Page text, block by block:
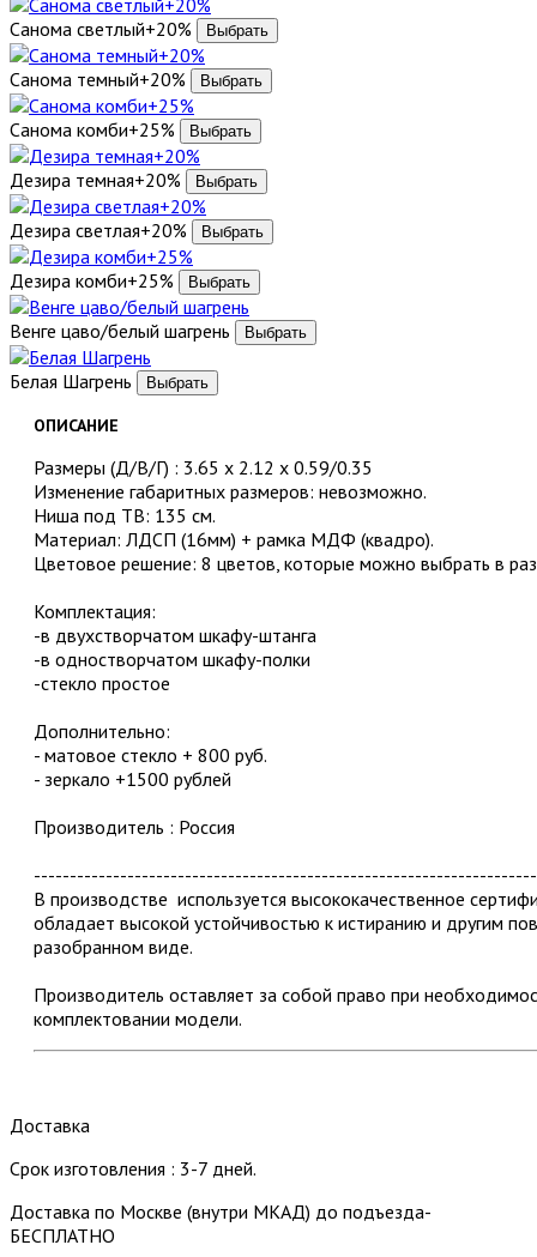
Санома светлый+20%
Санома темный+20%
Санома комби+25%
Дезира темная+20%
Дезира светлая+20%
Дезира комби+25%
Венге цаво/белый шагрень
Белая Шагрень
ОПИСАНИЕ
Размеры (Д/В/Г) : 3.65 x 2.12 x 0.59/0.35
Изменение габаритных размеров: невозможно.
Ниша под ТВ: 135 см.
Материал: ЛДСП (16мм) + рамка МДФ (квадро).
Цветовое решение: 8 цветов, которые можно выбрать в
Комплектация:
-в двухстворчатом шкафу-штанга
-в одностворчатом шкафу-полки
-стекло простое
Дополнительно:
- матовое стекло + 800 руб.
- зеркало +1500 рублей
Производитель : Россия
----------------------------------------------------------------------
В производстве используется высококачественное
обладает высокой устойчивостью к истиранию и другим
разобранном виде.
Производитель оставляет за собой право при
комплектовании модели.
Доставка
Срок изготовления : 3-7 дней.
Доставка по Москве (внутри МКАД) до подъезда-
БЕСПЛАТНО